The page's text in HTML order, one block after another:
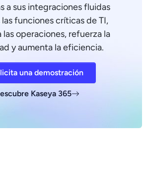
a sus integraciones fluidas
funciones críticas de TI,
operaciones, refuerza la
y aumenta la eficiencia.
una demostración
Kaseya 365